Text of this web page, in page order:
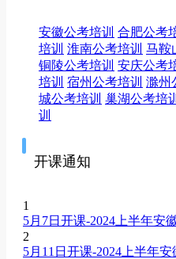
安徽公考培训 合肥公考
培训 淮南公考培训 马鞍
铜陵公考培训 安庆公考
培训 宿州公考培训 滁州
城公考培训 巢湖公考培训
训
开课通知
1
5月7日开课-2024上半年安
2
5月11日开课-2024上半年